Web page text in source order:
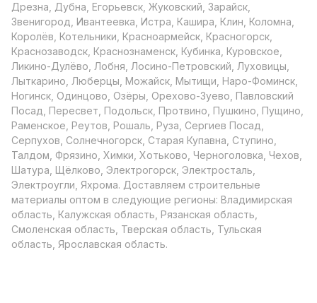
Дрезна, Дубна, Егорьевск, Жуковский, Зарайск,
Звенигород, Ивантеевка, Истра, Кашира, Клин, Коломна,
Королёв, Котельники, Красноармейск, Красногорск,
Краснозаводск, Краснознаменск, Кубинка, Куровское,
Ликино-Дулёво, Лобня, Лосино-Петровский, Луховицы,
Лыткарино, Люберцы, Можайск, Мытищи, Наро-Фоминск,
Ногинск, Одинцово, Озёры, Орехово-Зуево, Павловский
Посад, Пересвет, Подольск, Протвино, Пушкино, Пущино,
Раменское, Реутов, Рошаль, Руза, Сергиев Посад,
Серпухов, Солнечногорск, Старая Купавна, Ступино,
Талдом, Фрязино, Химки, Хотьково, Черноголовка, Чехов,
Шатура, Щёлково, Электрогорск, Электросталь,
Электроугли, Яхрома. Доставляем строительные
материалы оптом в следующие регионы: Владимирская
область, Калужская область, Рязанская область,
Смоленская область, Тверская область, Тульская
область, Ярославская область.